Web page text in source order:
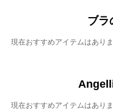
ブラ
現在おすすめアイテムはありま
現在おすすめアイテムはありま